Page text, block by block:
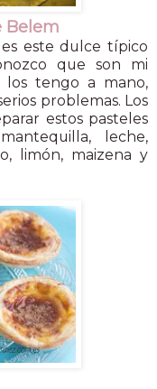
Belem
este dulce típico
que son mi
los tengo a mano,
problemas. Los
estos pasteles
leche,
limón, maizena y